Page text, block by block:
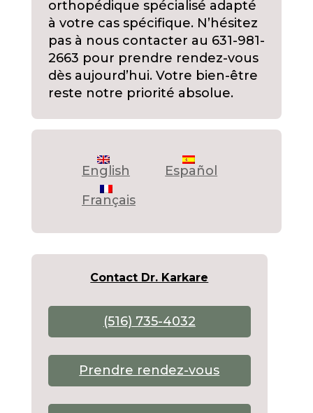
orthopédique spécialisé adapté
à votre cas spécifique. N’hésitez
pas à nous contacter au 631-981-
2663 pour prendre rendez-vous
dès aujourd’hui. Votre bien-être
reste notre priorité absolue.
English
Español
Français
Contact Dr. Karkare
(516) 735-4032
Prendre rendez-vous